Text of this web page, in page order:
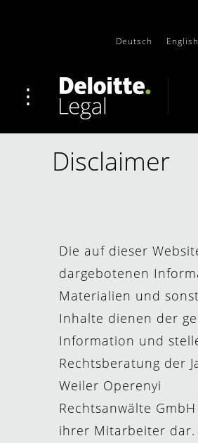
Deutsch English
Disclaimer
Die auf dieser
dargebotenen
Materialien und
Inhalte dienen der
Information und
Rechtsberatung der
Weiler Operenyi
Rechtsanwälte
ihrer Mitarbeiter dar.